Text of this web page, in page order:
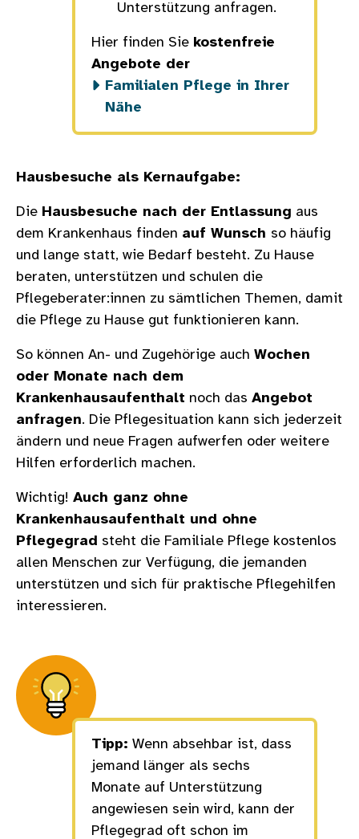
Unterstützung anfragen.
Hier finden Sie kostenfreie
Angebote der
Familialen Pflege in Ihrer
Nähe
Hausbesuche als Kernaufgabe:
Die Hausbesuche nach der Entlassung aus
dem Krankenhaus finden auf Wunsch so häufig
und lange statt, wie Bedarf besteht. Zu Hause
beraten, unterstützen und schulen die
Pflegeberater:innen zu sämtlichen Themen, damit
die Pflege zu Hause gut funktionieren kann.
So können An- und Zugehörige auch Wochen
oder Monate nach dem
Krankenhausaufenthalt noch das Angebot
anfragen. Die Pflegesituation kann sich jederzeit
ändern und neue Fragen aufwerfen oder weitere
Hilfen erforderlich machen.
Wichtig! Auch ganz ohne
Krankenhausaufenthalt und ohne
Pflegegrad steht die Familiale Pflege kostenlos
allen Menschen zur Verfügung, die jemanden
unterstützen und sich für praktische Pflegehilfen
interessieren.
Tipp: Wenn absehbar ist, dass
jemand länger als sechs
Monate auf Unterstützung
angewiesen sein wird, kann der
Pflegegrad oft schon im